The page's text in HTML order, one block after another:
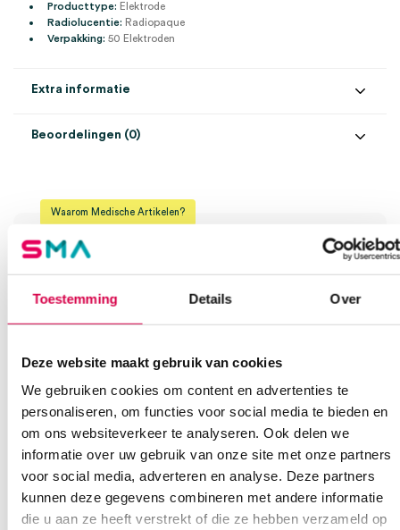
Toestemming Details Over
Deze website maakt gebruik van cookies
We gebruiken cookies om content en advertenties te
personaliseren, om functies voor social media te bieden en
om ons websiteverkeer te analyseren. Ook delen we
informatie over uw gebruik van onze site met onze partners
voor social media, adverteren en analyse. Deze partners
kunnen deze gegevens combineren met andere informatie
die u aan ze heeft verstrekt of die ze hebben verzameld op
Producttype: Elektrode
Radiolucentie: Radiopaque
Verpakking: 50 Elektroden
Extra informatie
Model SP-00-S
Steriel
Beoordelingen (0)
Er zijn nog geen beoordelingen.
Waarom Medische Artikelen?
Op voorraad? Vandaag besteld, vandaag verzonden
Geen klein order toeslag vanaf €75 bestelwaarde
Klantenservice
Heb je een vraag?